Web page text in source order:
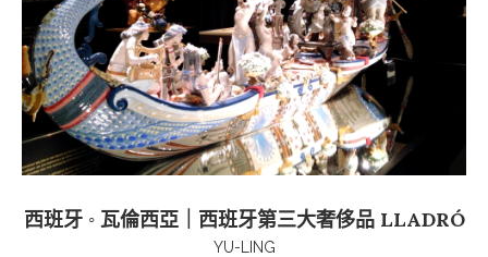
西班牙 ◦ 瓦倫西亞｜西班牙第三大奢侈品 LLADRÓ
YU-LING